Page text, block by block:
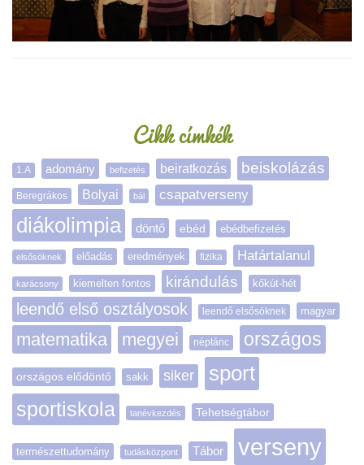
Cikk címkék
1.A adomány befizetés beiratkozás beiskolázás
Beregrákos Bolyai bál csapatverseny
diákolimpia döntő ebéd ebédbefizetés
elsősöknek előadás eredmények fizika Határtalanul
karácsony kiemelten fontos kirándulás kőkút-hét
leendő első osztályosok leendő elsősöknek magyar
matematika megyei néptánc országos
országos elődöntő sakk siker sport
sportiskola tanévkezdés Tehetségtábor
természettudomány tudásközpont Tábor verseny